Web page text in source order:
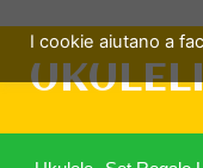
contenuto
I cookie aiutano a